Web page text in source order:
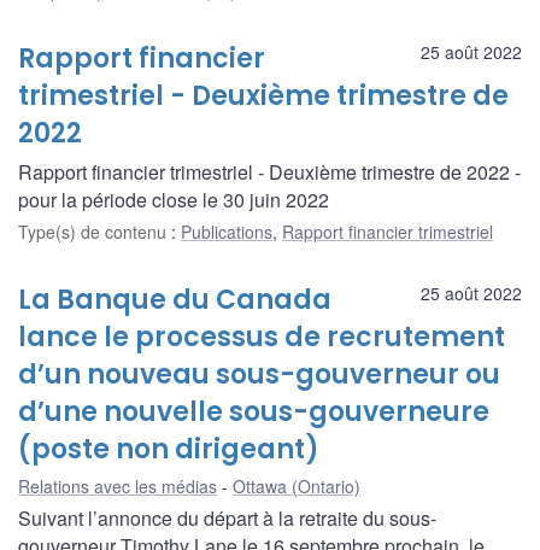
25 août 2022
Rapport financier
trimestriel - Deuxième trimestre de
2022
Rapport financier trimestriel - Deuxième trimestre de 2022 -
pour la période close le 30 juin 2022
Type(s) de contenu : Publications, Rapport financier trimestriel
25 août 2022
La Banque du Canada
lance le processus de recrutement
d’un nouveau sous-gouverneur ou
d’une nouvelle sous-gouverneure
(poste non dirigeant)
Relations avec les médias Ottawa (Ontario)
Suivant l’annonce du départ à la retraite du sous-